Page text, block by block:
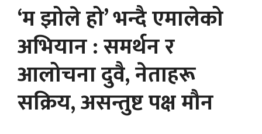
‘म झोले हो’ भन्दै एमालेको
अभियान : समर्थन र
आलोचना दुवै, नेताहरू
सक्रिय, असन्तुष्ट पक्ष मौन